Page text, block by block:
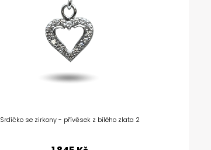
Srdíčko se zirkony - přívěsek z bílého zlata 2